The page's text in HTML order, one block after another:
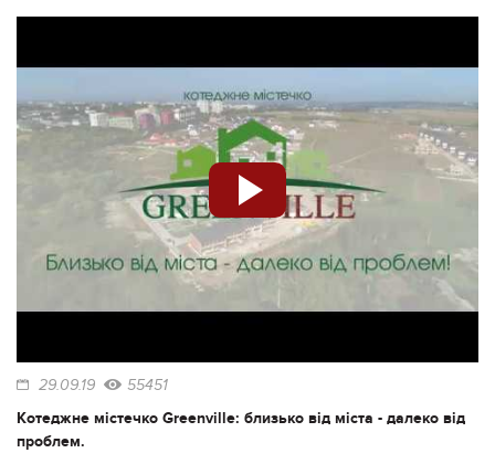
29.09.19 55451
Котеджне містечко Greenville: близько від міста - далеко від
проблем.